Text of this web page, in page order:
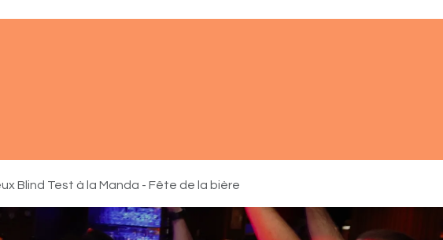
Blind Test à la Manda - Fête de la bière